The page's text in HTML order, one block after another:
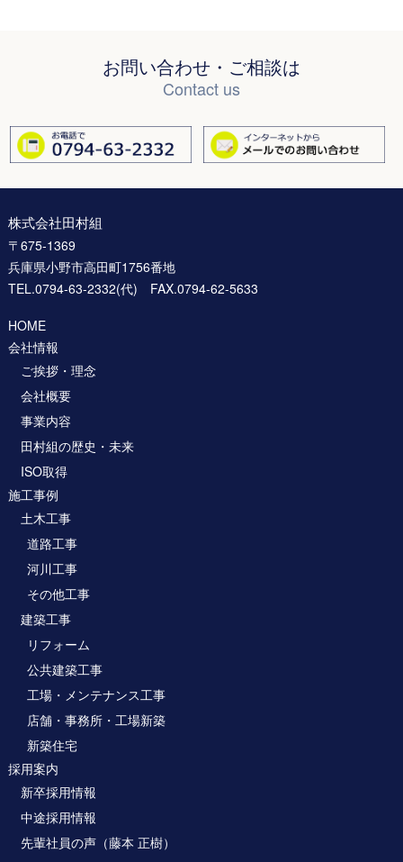
お問い合わせ・ご相談は
Contact us
株式会社田村組
〒675-1369
兵庫県小野市高田町1756番地
TEL.0794-63-2332(代) FAX.0794-62-5633
HOME
会社情報
ご挨拶・理念
会社概要
事業内容
田村組の歴史・未来
ISO取得
施工事例
土木工事
道路工事
河川工事
その他工事
建築工事
リフォーム
公共建築工事
工場・メンテナンス工事
店舗・事務所・工場新築
新築住宅
採用案内
新卒採用情報
中途採用情報
先輩社員の声（藤本 正樹）